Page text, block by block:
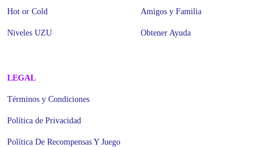
Hot or Cold
Niveles UZU
Amigos y Familia
Obtener Ayuda
LEGAL
Términos y Condiciones
Política de Privacidad
Política De Recompensas Y Juego